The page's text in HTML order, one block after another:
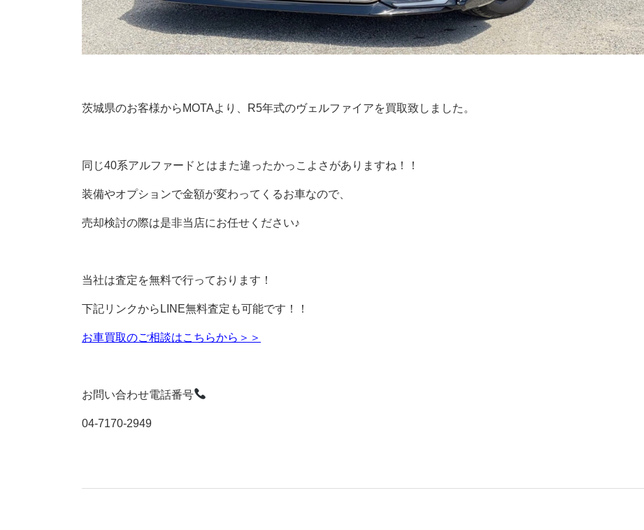
茨城県のお客様からMOTAより、R5年式のヴェルファイアを買取致しました。
同じ40系アルファードとはまた違ったかっこよさがありますね！！
装備やオプションで金額が変わってくるお車なので、
売却検討の際は是非当店にお任せください♪
当社は査定を無料で行っております！
下記リンクからLINE無料査定も可能です！！
お車買取のご相談はこちらから＞＞
お問い合わせ電話番号
04-7170-2949